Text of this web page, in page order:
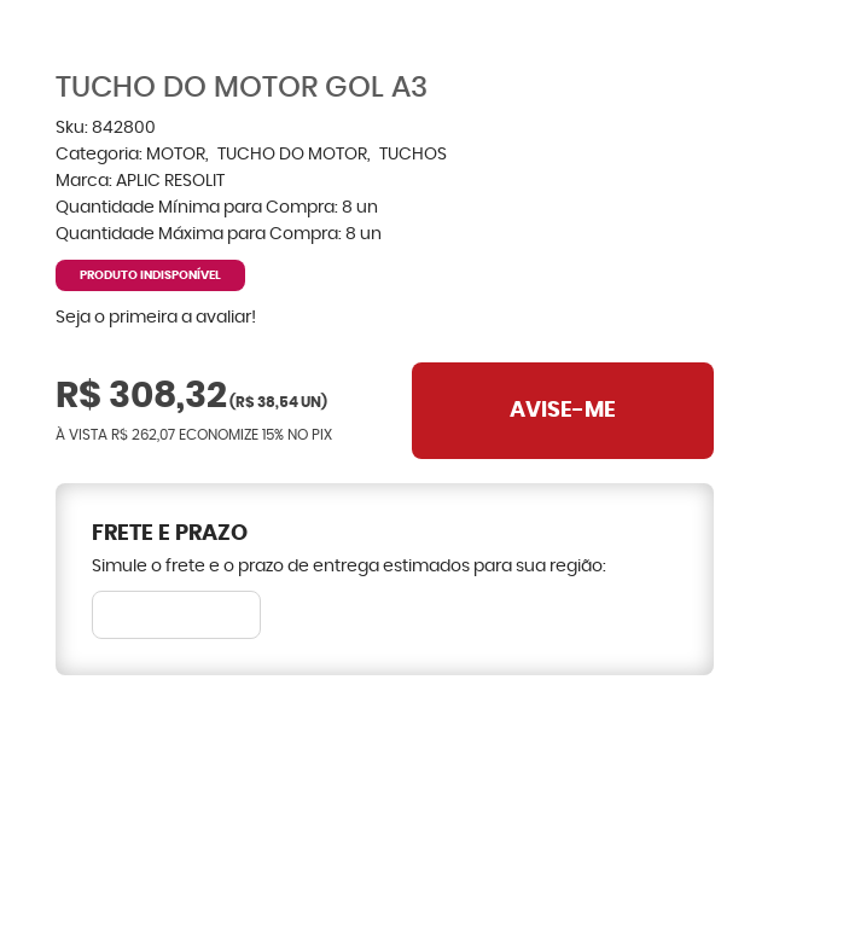
TUCHO DO MOTOR GOL A3
Sku: 842800
Categoria: MOTOR TUCHO DO MOTOR
TUCHOS
Marca: APLIC RESOLIT
Quantidade Mínima para Compra: 8 un
Quantidade Máxima para Compra: 8 un
PRODUTO INDISPONÍVEL
Seja o primeira a avaliar!
R$ 308,32( R$ 38,54UN)
À VISTA R$ 262,07 ECONOMIZE 15% NO PIX
AVISE-ME
FRETE E PRAZO
Simule o frete e o prazo de entrega estimados para sua região: